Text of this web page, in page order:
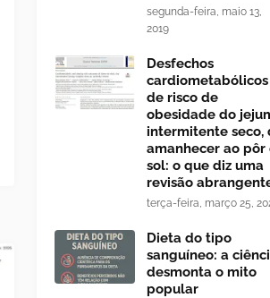
segunda-feira, maio 13,
2019
Desfechos
cardiometabólicos
de risco de
obesidade do
intermitente seco,
amanhecer ao pôr
sol: o que diz uma
revisão
terça-feira, março 25,
Dieta do tipo
sanguíneo: a
desmonta o mito
popular